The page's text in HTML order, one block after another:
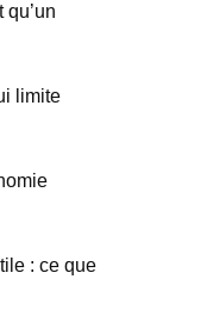
limite
: ce que